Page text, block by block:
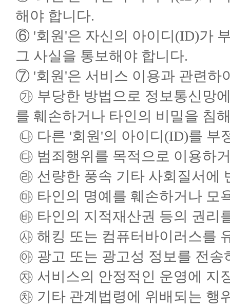
해야 합니다.
⑥ '회원'은 자신의 아이디(ID)가
그 사실을 통보해야 합니다.
⑦ '회원'은 서비스 이용과 관련하
㉮ 부당한 방법으로 정보통신망
를 훼손하거나 타인의 비밀을 침
㉯ 다른 '회원'의 아이디(ID)를 부
㉰ 범죄행위를 목적으로 이용하
㉱ 선량한 풍속 기타 사회질서에
㉲ 타인의 명예를 훼손하거나 모
㉳ 타인의 지적재산권 등의 권리
㉴ 해킹 또는 컴퓨터바이러스를
㉵ 광고 또는 광고성 정보를 전
㉶ 서비스의 안정적인 운영에 지
㉷ 기타 관계법령에 위배되는 행